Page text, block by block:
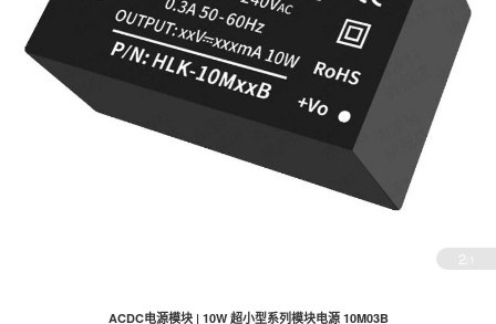
2 /1
ACDC电源模块 | 10W 超小型系列模块电源 10M03B